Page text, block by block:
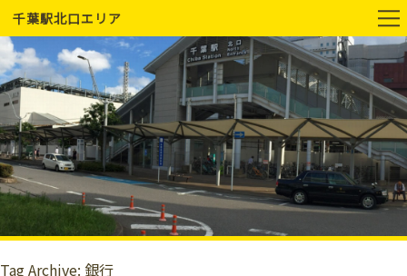
千葉駅北口エリア
Tag Archive: 銀行